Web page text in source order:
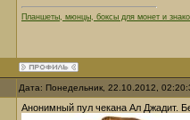
Планшеты, мюнцы, боксы для монет и
Дата: Понедельник, 22.10.2012,
Анонимный пул чекана Ал Джадит.